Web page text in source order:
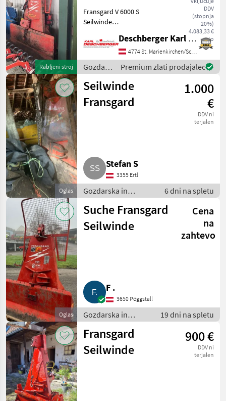
Rabljeni stroj
DDV
(stopnja
20%)
4.083,33 €
neto
Fransgard V 6000 S
Seilwinde
wie besichtigt mit 75 m Seil
Dm 12 mm, untere
Seileinlaufrolle,
Schutzgitter, Seilendstück, 2
Seilgleiter, Abs
Deschberger Karl Landtechnik GesmbH & Co KG
4774 St. Marienkirchen/Schärding
Gozdarska
in
lesarska
mehanizacija
/
Premium zlati prodajalec
Oglas
Seilwinde
Fransgard
1.000
€
DDV ni
terjalen
Stefan S
3355 Ertl
Gozdarska in
lesarska
mehanizacija /
Gozdarski vitli
6 dni na spletu
Oglas
Suche Fransgard
Seilwinde
Cena
na
zahtevo
F .
3650 Pöggstall
Gozdarska in
lesarska
mehanizacija /
Gozdarski vitli
19 dni na spletu
Fransgard
Seilwinde
900 €
DDV ni
terjalen